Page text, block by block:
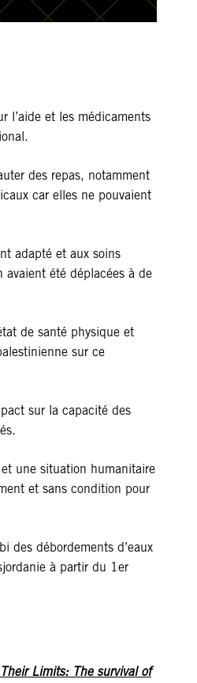
l’aide et les médicaments
des repas, notamment
car elles ne pouvaient
adapté et aux soins
avaient été déplacées à de
de santé physique et
sur ce
sur la capacité des
une situation humanitaire
et sans condition pour
des débordements d’eaux
à partir du 1er
Limits: The survival of